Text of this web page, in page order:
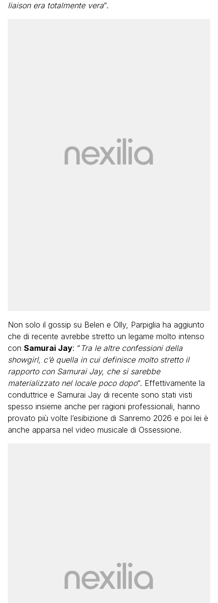
liaison era totalmente vera“.
Non solo il gossip su Belen e Olly, Parpiglia ha aggiunto
che di recente avrebbe stretto un legame molto intenso
con Samurai Jay: “ Tra le altre confessioni della
showgirl, c’è quella in cui definisce molto stretto il
rapporto con Samurai Jay, che si sarebbe
materializzato nel locale poco dopo“. Effettivamente la
conduttrice e Samurai Jay di recente sono stati visti
spesso insieme anche per ragioni professionali, hanno
provato più volte l’esibizione di Sanremo 2026 e poi lei è
anche apparsa nel video musicale di Ossessione.